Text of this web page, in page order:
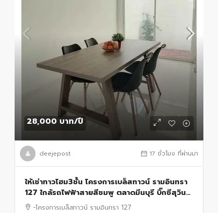
28,000 บาท/ปี
deejepost 17 ชั่วโมง ที่ผ่านมา
ให้เช่าทาวโฮม3ชั้น โครงการเบล็สทาวน์ รามอินทรา
127 ใกล้รถไฟฟ้าสายสีชมพู ตลาดมีนบุรี บิ๊กซีสุวินท
วงศ์ โลตัสมีนบุรี
-โครงการเบล็สทาวน์ รามอินทรา 127